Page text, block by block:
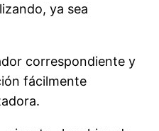
ya sea
correspondiente y
fácilmente